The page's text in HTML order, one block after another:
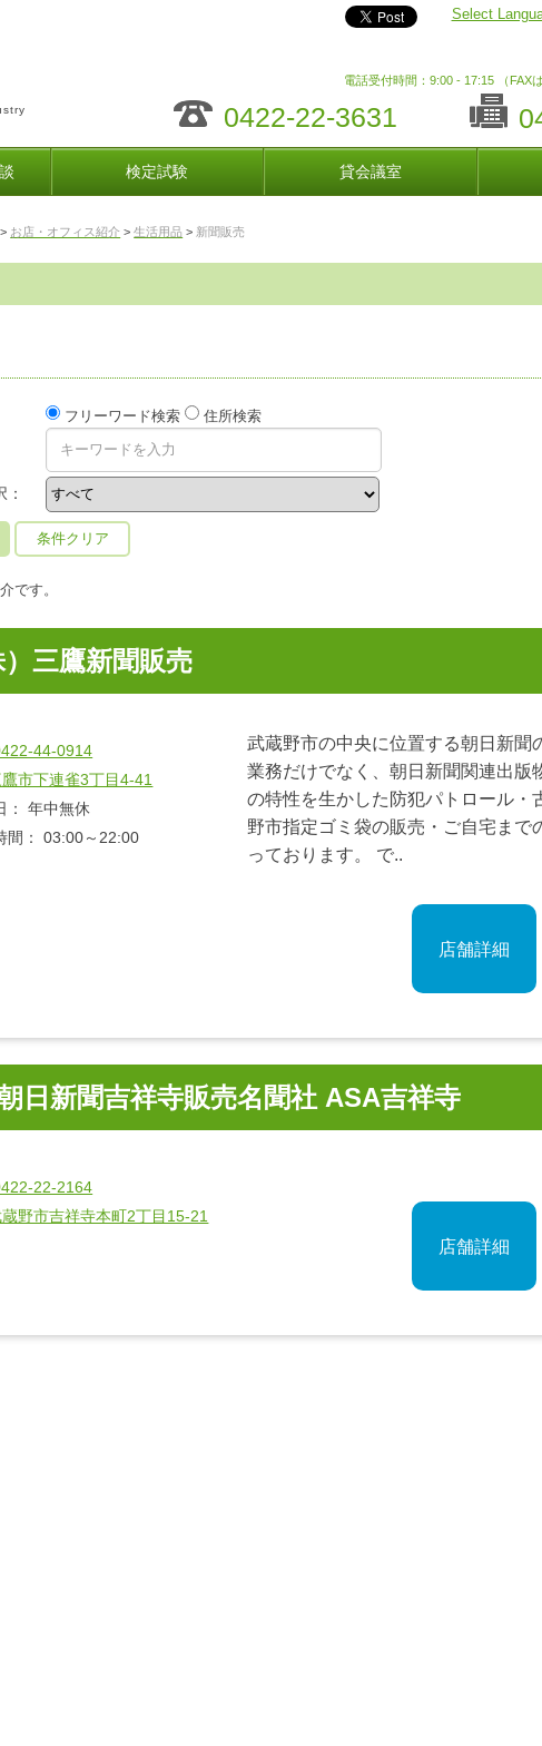
Select
電話受付時間：9:00 - 17:15 （FAX
0422-22-3631
検定試験 貸会議室
> お店・オフィス紹介 >生活用品 > 新聞販売
フリーワード検索 住所検索
条件クリア
です。
）三鷹新聞販売
44-0914
市下連雀3丁目4-41
： 年中無休
間： 03:00～22:00
武蔵野市の中央に位置する朝日新聞
業務だけでなく、朝日新聞関連出版
の特性を生かした防犯パトロール・
野市指定ゴミ袋の販売・ご自宅まで
っております。 で..
店舗詳細
日新聞吉祥寺販売名聞社 ASA吉祥寺
22-2164
野市吉祥寺本町2丁目15-21
店舗詳細